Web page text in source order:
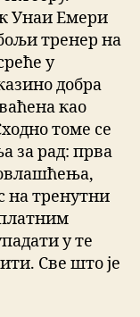
Унаи Емери
тренер на
у
добра
као
томе се
за рад: прва
овлашћења,
на тренутни
у те
Све што је